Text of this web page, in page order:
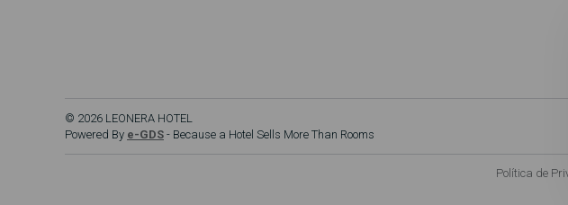
© 2026 LEONERA HOTEL
Powered By e-GDS - Because a Hotel Sells More Than Rooms
Política de